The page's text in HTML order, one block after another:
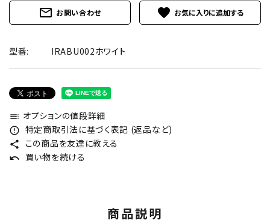
mail_outline お問い合わせ favorite
型番: IRABU002ホワイト
toc オプションの値段詳細
error_outline 特定商取引法に基づく表記 (返品など)
share この商品を友達に教える
undo 買い物を続ける
商品説明